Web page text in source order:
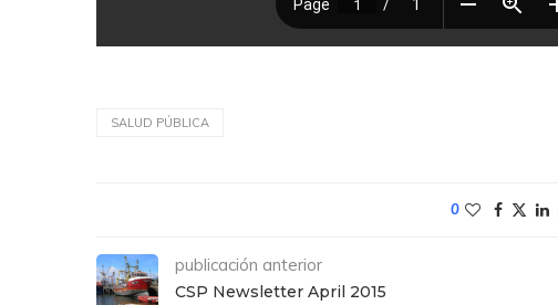
SALUD PÚBLICA
0
publicación anterior
CSP Newsletter April 2015